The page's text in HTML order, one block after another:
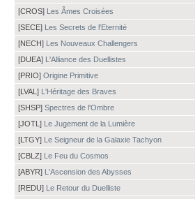
[CROS] Les Âmes Croisées
[SECE] Les Secrets de l'Eternité
[NECH] Les Nouveaux Challengers
[DUEA] L'Alliance des Duellistes
[PRIO] Origine Primitive
[LVAL] L'Héritage des Braves
[SHSP] Spectres de l'Ombre
[JOTL] Le Jugement de la Lumière
[LTGY] Le Seigneur de la Galaxie Tachyon
[CBLZ] Le Feu du Cosmos
[ABYR] L'Ascension des Abysses
[REDU] Le Retour du Duelliste